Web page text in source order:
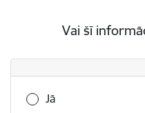
Vai šī
Vai šī informācija bija
Jā